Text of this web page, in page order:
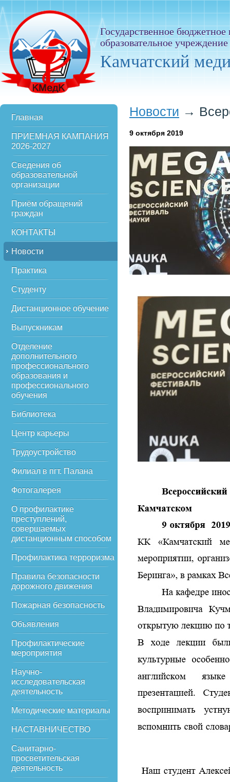
Государственное
образовательное
Камчатский
Главная
ПРИЕМНАЯ КАМПАНИЯ
2026-2027
Сведения об
образовательной
организации
Приём обращений
граждан
КОНТАКТЫ
Новости
Практика
Студенту
Дистанционное обучение
Выпускникам
Отделение
дополнительного
профессионального
образования и
профессионального
обучения
Библиотека
Центр карьеры
Трудоустройство
Филиал в пгт. Палана
Фотогалерея
О профилактике
преступлений,
совершаемых
дистанционным способом
Профилактика терроризма
Правила безопасности
дорожного движения
Пожарная безопасность
Объявления
Профилактические
мероприятия
Научно-
исследовательская
деятельность
Методические материалы
НАСТАВНИЧЕСТВО
Санитарно-
просветительская
деятельность
Новости →
9 октября 2019